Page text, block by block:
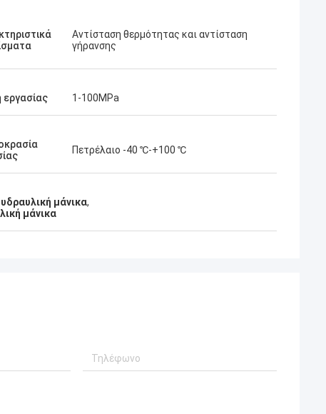
Αντίσταση θερμότητας και αντίσταση
γήρανσης
εργασίας 1-100MPa
Πετρέλαιο -40 ℃-+100 ℃
μάνικα,
μάνικα